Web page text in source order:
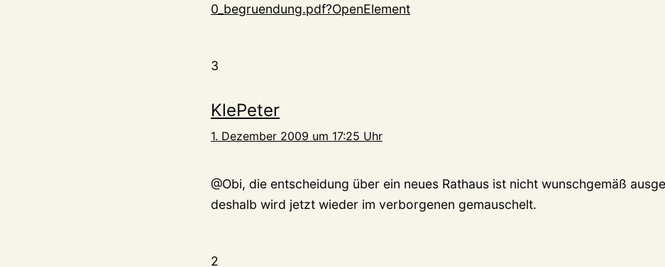
0_begruendung.pdf?OpenElement
3
KlePeter
1. Dezember 2009 um 17:25 Uhr
@Obi, die entscheidung über ein neues Rathaus ist nicht wunschgemäß
deshalb wird jetzt wieder im verborgenen gemauschelt.
2